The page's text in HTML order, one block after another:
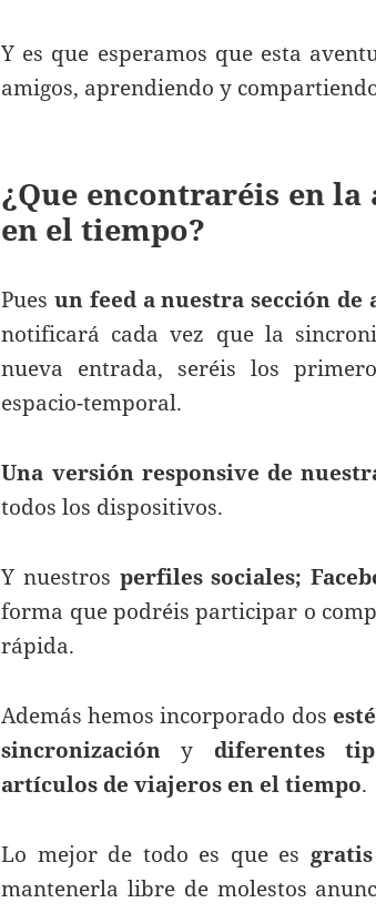
Y es que esperamos que esta
amigos, aprendiendo y
¿Que encontraréis en
en el tiempo?
Puesun feed a nuestra sección de
notificará cada vez que la
nueva entrada, seréis los
espacio-temporal.
Una versión responsive de
todos los dispositivos.
Y nuestros perfiles sociales;
forma que podréis participar o
rápida.
Además hemos incorporado dos
sincronización y diferentes
artículos de viajeros en el tiempo.
Lo mejor de todo es que es
mantenerla libre de molestos